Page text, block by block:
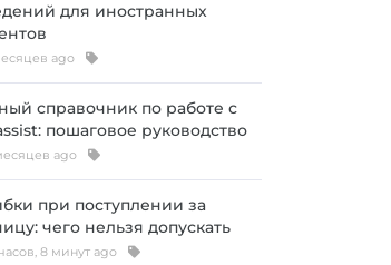
для иностранных
ago
справочник по работе с
пошаговое руководство
ago
при поступлении за
чего нельзя допускать
8 минут ago